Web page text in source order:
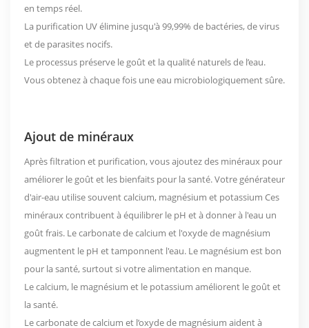
en temps réel.
La purification UV élimine jusqu'à99,99% de bactéries, de virus
et de parasites nocifs.
Le processus préserve le goût et la qualité naturels de l’eau.
Vous obtenez à chaque fois une eau microbiologiquement sûre.
Ajout de minéraux
Après filtration et purification, vous ajoutez des minéraux pour
améliorer le goût et les bienfaits pour la santé. Votre générateur
d'air-eau utilise souventcalcium, magnésium et potassium Ces
minéraux contribuent à équilibrer le pH et à donner à l'eau un
goût frais. Le carbonate de calcium et l'oxyde de magnésium
augmentent le pH et tamponnent l'eau. Le magnésium est bon
pour la santé, surtout si votre alimentation en manque.
Le calcium, le magnésium et le potassium améliorent le goût et
la santé.
Le carbonate de calcium et l’oxyde de magnésium aident à